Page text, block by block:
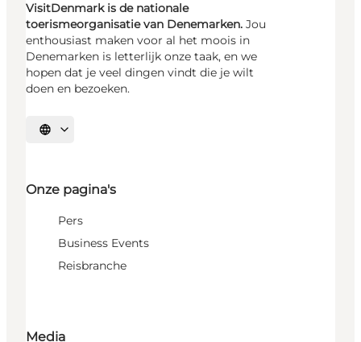
VisitDenmark is de nationale
toerismeorganisatie van Denemarken. Jou
enthousiast maken voor al het moois in
Denemarken is letterlijk onze taak, en we
hopen dat je veel dingen vindt die je wilt
doen en bezoeken.
Selecteer taal
Onze pagina's
Pers
Business Events
Reisbranche
Media